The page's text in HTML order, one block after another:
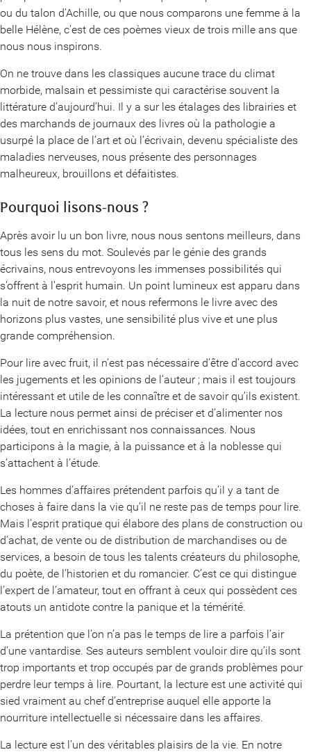
ou du talon d’Achille, ou que nous comparons une femme à la
belle Hélène, c’est de ces poèmes vieux de trois mille ans que
nous nous inspirons.
On ne trouve dans les classiques aucune trace du climat
morbide, malsain et pessimiste qui caractérise souvent la
littérature d’aujourd’hui. Il y a sur les étalages des librairies et
des marchands de journaux des livres où la pathologie a
usurpé la place de l’art et où l’écrivain, devenu spécialiste des
maladies nerveuses, nous présente des personnages
malheureux, brouillons et défaitistes.
Pourquoi lisons-nous ?
Après avoir lu un bon livre, nous nous sentons meilleurs, dans
tous les sens du mot. Soulevés par le génie des grands
écrivains, nous entrevoyons les immenses possibilités qui
s’offrent à l’esprit humain. Un point lumineux est apparu dans
la nuit de notre savoir, et nous refermons le livre avec des
horizons plus vastes, une sensibilité plus vive et une plus
grande compréhension.
Pour lire avec fruit, il n’est pas nécessaire d’être d’accord avec
les jugements et les opinions de l’auteur ; mais il est toujours
intéressant et utile de les connaître et de savoir qu’ils existent.
La lecture nous permet ainsi de préciser et d’alimenter nos
idées, tout en enrichissant nos connaissances. Nous
participons à la magie, à la puissance et à la noblesse qui
s’attachent à l’étude.
Les hommes d’affaires prétendent parfois qu’il y a tant de
choses à faire dans la vie qu’il ne reste pas de temps pour lire.
Mais l’esprit pratique qui élabore des plans de construction ou
d’achat, de vente ou de distribution de marchandises ou de
services, a besoin de tous les talents créateurs du philosophe,
du poète, de l’historien et du romancier. C’est ce qui distingue
l’expert de l’amateur, tout en offrant à ceux qui possèdent ces
atouts un antidote contre la panique et la témérité.
La prétention que l’on n’a pas le temps de lire a parfois l’air
d’une vantardise. Ses auteurs semblent vouloir dire qu’ils sont
trop importants et trop occupés par de grands problèmes pour
perdre leur temps à lire. Pourtant, la lecture est une activité qui
sied vraiment au chef d’entreprise auquel elle apporte la
nourriture intellectuelle si nécessaire dans les affaires.
La lecture est l’un des véritables plaisirs de la vie. En notre